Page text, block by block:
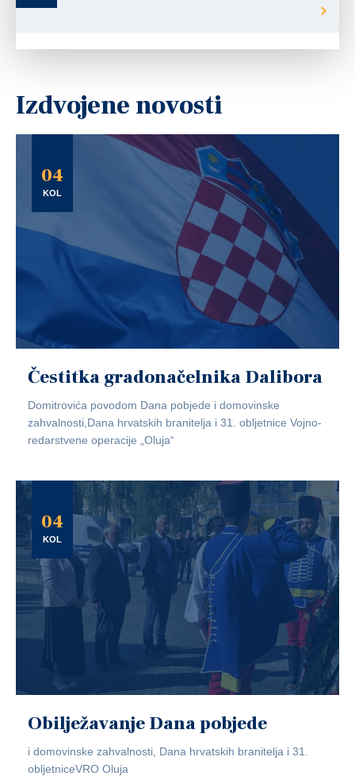
Izdvojene novosti
04
KOL
Čestitka gradonačelnika Dalibora
Domitrovića povodom Dana pobjede i domovinske
zahvalnosti,Dana hrvatskih branitelja i 31. obljetnice Vojno-
redarstvene operacije „Oluja“
04
KOL
Obilježavanje Dana pobjede
i domovinske zahvalnosti, Dana hrvatskih branitelja i 31.
obljetniceVRO Oluja